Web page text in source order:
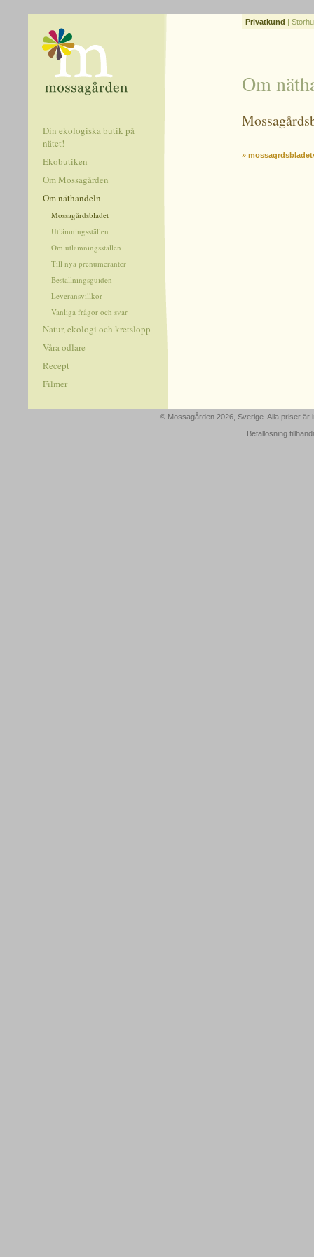
Din ekologiska butik på
nätet!
Ekobutiken
Om Mossagården
Om näthandeln
Mossagårdsbladet
Utlämningsställen
Om utlämningsställen
Till nya prenumeranter
Beställningsguiden
Leveransvillkor
Vanliga frågor och svar
Natur, ekologi och kretslopp
Våra odlare
Recept
Filmer
Privatkund |
Om
»
© Mossagården 2026, Sverige. Alla priser
Betallösning